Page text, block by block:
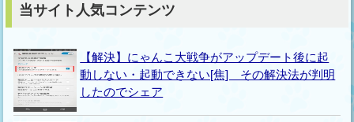
当サイト人気コンテンツ
【解決】にゃんこ大戦争がアップデート後に起
動しない・起動できない[焦] その解決法が判明
したのでシェア